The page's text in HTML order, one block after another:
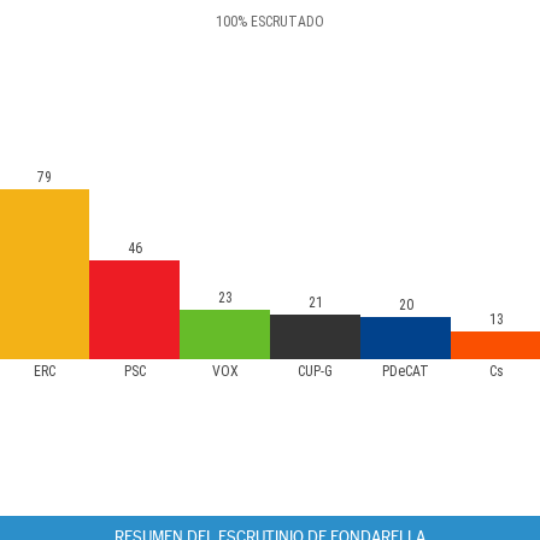
100% ESCRUTADO
ERC PSC VOX CUP-G PDeCAT Cs
79
46
23 21
20
13